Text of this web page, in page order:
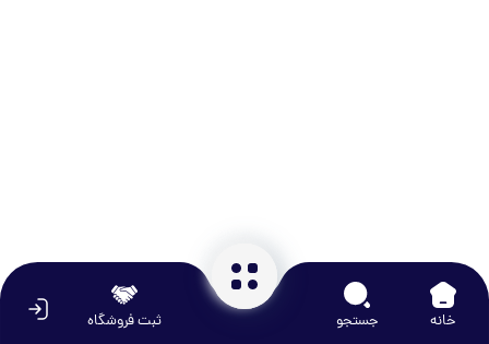
خانه جستجو ثبت فروشگاه